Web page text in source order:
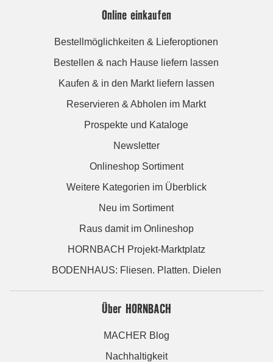
Online einkaufen
Bestellmöglichkeiten & Lieferoptionen
Bestellen & nach Hause liefern lassen
Kaufen & in den Markt liefern lassen
Reservieren & Abholen im Markt
Prospekte und Kataloge
Newsletter
Onlineshop Sortiment
Weitere Kategorien im Überblick
Neu im Sortiment
Raus damit im Onlineshop
HORNBACH Projekt-Marktplatz
BODENHAUS: Fliesen. Platten. Dielen
Über HORNBACH
MACHER Blog
Nachhaltigkeit